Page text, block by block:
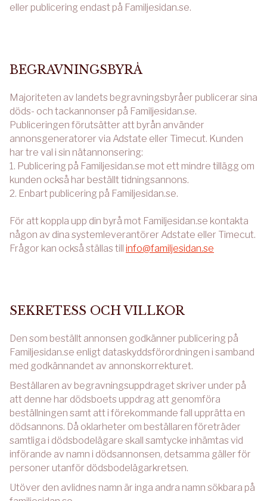
eller publicering endast på Familjesidan.se.
BEGRAVNINGSBYRÅ
Majoriteten av landets begravningsbyråer publicerar sina
döds- och tackannonser på Familjesidan.se.
Publiceringen förutsätter att byrån använder
annonsgeneratorer via Adstate eller Timecut. Kunden
har tre val i sin nätannonsering:
1. Publicering på Familjesidan.se mot ett mindre tillägg om
kunden också har beställt tidningsannons.
2. Enbart publicering på Familjesidan.se.
För att koppla upp din byrå mot Familjesidan.se kontakta
någon av dina systemleverantörer Adstate eller Timecut.
Frågor kan också ställas till info@familjesidan.se
SEKRETESS OCH VILLKOR
Den som beställt annonsen godkänner publicering på
Familjesidan.se enligt dataskyddsförordningen i samband
med godkännandet av annonskorrekturet.
Beställaren av begravningsuppdraget skriver under på
att denne har dödsboets uppdrag att genomföra
beställningen samt att i förekommande fall upprätta en
dödsannons. Då oklarheter om beställaren företräder
samtliga i dödsbodelägare skall samtycke inhämtas vid
införande av namn i dödsannonsen, detsamma gäller för
personer utanför dödsbodelägarkretsen.
Utöver den avlidnes namn är inga andra namn sökbara på